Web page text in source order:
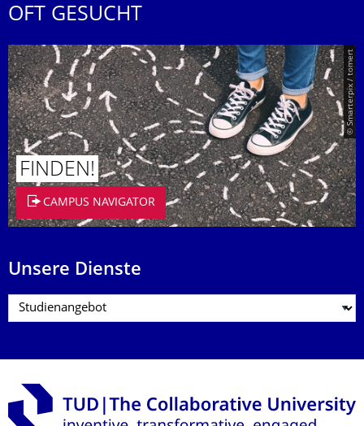
OFT GESUCHT
© Smarterpix / tomert
FINDEN!
CAMPUS NAVIGATOR
Unsere Dienste